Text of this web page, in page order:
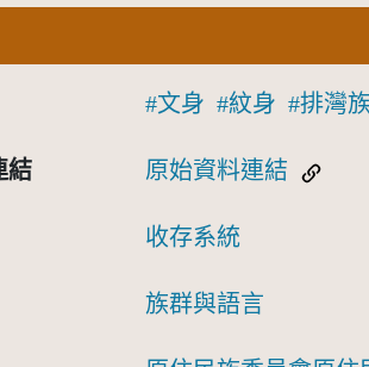
文身 紋身 排灣族
結 原始資料連結
收存系統
族群與語言